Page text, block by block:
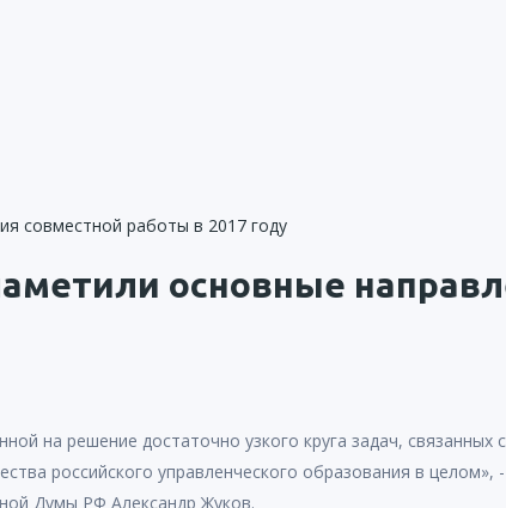
основные
на решение достаточно узкого круга задач, связанных
российского управленческого образования в целом»,
Думы РФ Александр Жуков.